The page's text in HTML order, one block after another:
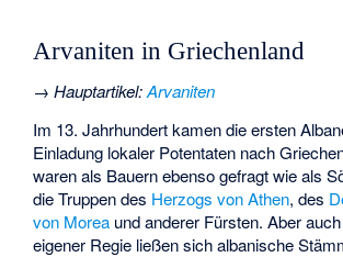
Arvaniten in Griechenland
→Hauptartikel:Arvaniten
Im 13. Jahrhundert kamen die ersten
Einladung lokaler Potentaten nach
waren als Bauern ebenso gefragt wie als
die Truppen des Herzogs von Athen, des
von Morea und anderer Fürsten. Aber
eigener Regie ließen sich albanische